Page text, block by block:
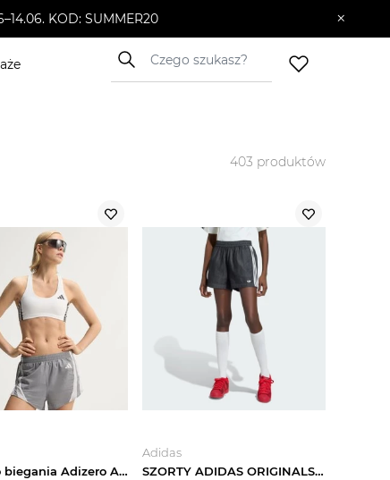
KOD: SUMMER20 ×
403 produktów
Szorty do biegania Adizero Archive Adidas szary
Adidas
SZORTY ADIDAS ORIGINALS SUMMER GLOW DENIM Medium Black Denim